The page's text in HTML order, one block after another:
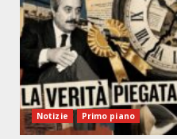
Notizie Primo piano